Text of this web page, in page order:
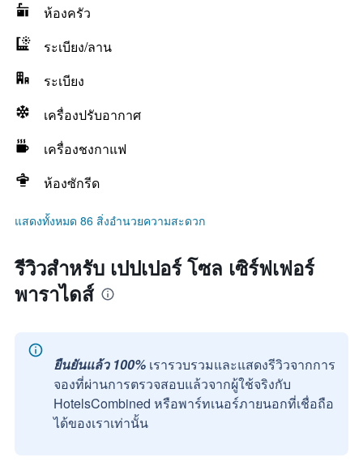
ห้องครัว
ระเบียง/ลาน
ระเบียง
เครื่องปรับอากาศ
เครื่องชงกาแฟ
ห้องซักรีด
แสดงทั้งหมด 86 สิ่งอำนวยความสะดวก
รีวิวสำหรับ เปปเปอร์ โซล เซิร์ฟเฟอร์
พาราไดส์
ยืนยันแล้ว 100% เรารวบรวมและแสดงรีวิวจากการ
จองที่ผ่านการตรวจสอบแล้วจากผู้ใช้จริงกับ
HotelsCombined หรือพาร์ทเนอร์ภายนอกที่เชื่อถือ
ได้ของเราเท่านั้น